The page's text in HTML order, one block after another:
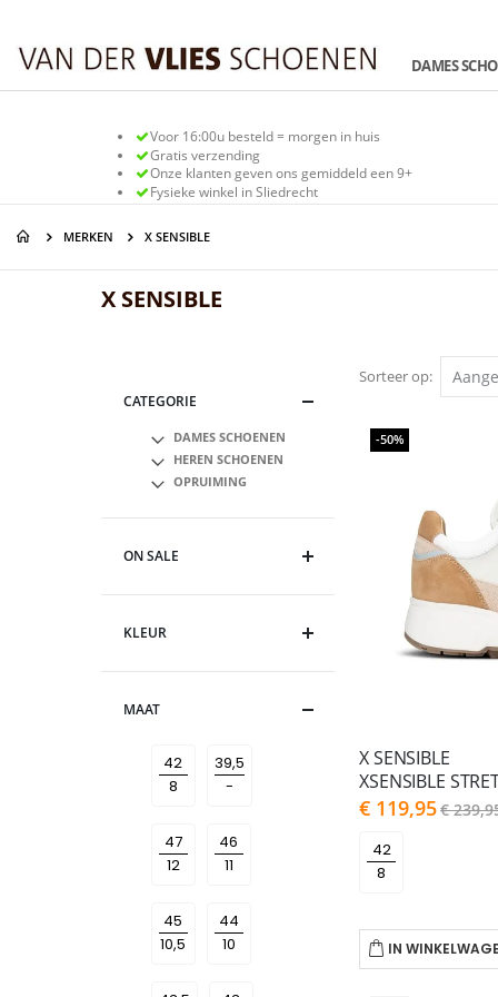
de
inhoud
DAMES
Voor 16:00u besteld = morgen in huis
Gratis verzending
Onze klanten geven ons gemiddeld een 9+
Fysieke winkel in Sliedrecht
MERKEN X SENSIBLE
X SENSIBLE
Sorteer op
-50%
X SENSIBLE
As
low
€ 119,95€
42
IN
CATEGORIE
DAMES SCHOENEN
HEREN SCHOENEN
OPRUIMING
ON SALE
KLEUR
MAAT
42 39,5
47 46
45 44